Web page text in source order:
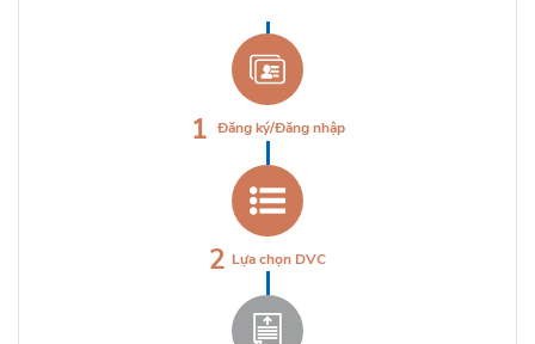
1 Đăng ký/Đăng nhập
2 Lựa chọn DVC